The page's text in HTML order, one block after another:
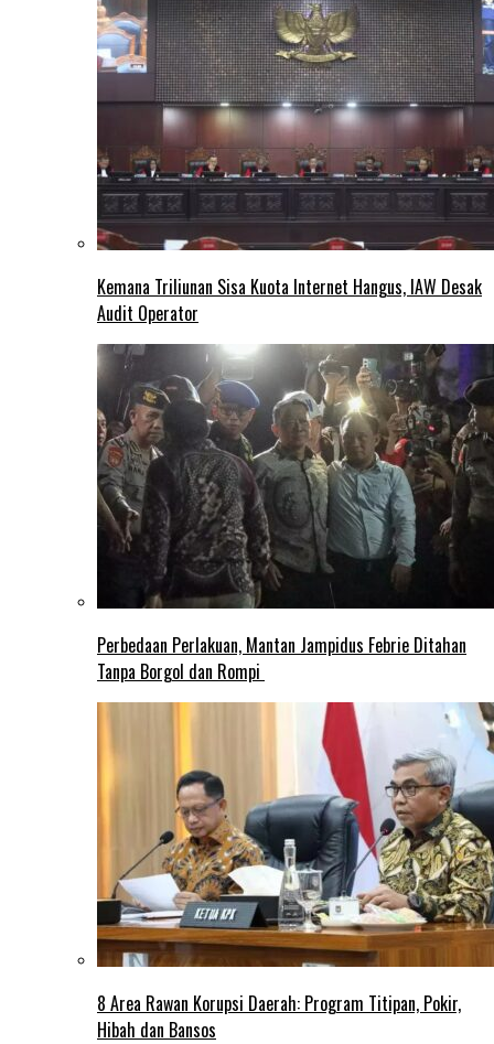
Kemana Triliunan Sisa Kuota Internet Hangus, IAW Desak
Audit Operator
Perbedaan Perlakuan, Mantan Jampidus Febrie Ditahan
Tanpa Borgol dan Rompi
8 Area Rawan Korupsi Daerah: Program Titipan, Pokir,
Hibah dan Bansos